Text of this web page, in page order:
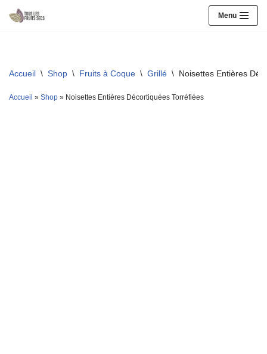
Menu
Accueil \ Shop \ Fruits à Coque \ Grillé \ Noisettes Entières
Accueil » Shop » Noisettes Entières Décortiquées Torréfiées